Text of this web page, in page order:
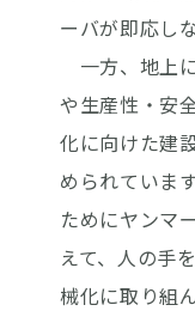
ーバが即応し
一方、地上
や生産性・安
化に向けた建
められていま
ためにヤンマ
えて、人の手
械化に取り組